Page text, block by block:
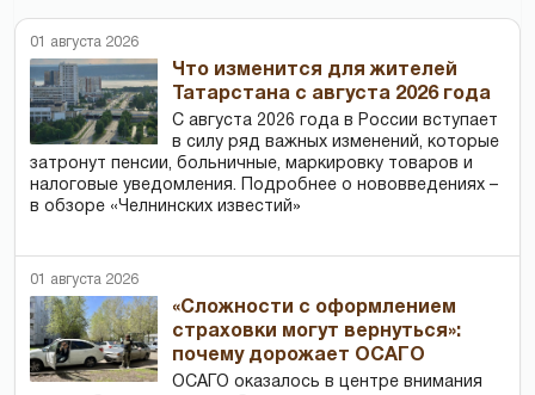
01 августа 2026
Что изменится для жителей
Татарстана с августа 2026 года
С августа 2026 года в России вступает
в силу ряд важных изменений, которые
затронут пенсии, больничные, маркировку товаров и
налоговые уведомления. Подробнее о нововведениях –
в обзоре «Челнинских известий»
01 августа 2026
«Сложности с оформлением
страховки могут вернуться»:
почему дорожает ОСАГО
ОСАГО оказалось в центре внимания